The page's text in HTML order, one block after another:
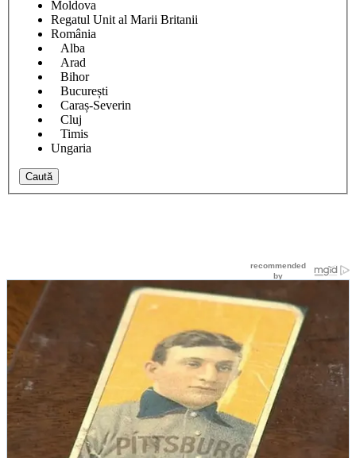
Moldova
Regatul Unit al Marii Britanii
România
Alba
Arad
Bihor
București
Caraș-Severin
Cluj
Timis
Ungaria
Caută